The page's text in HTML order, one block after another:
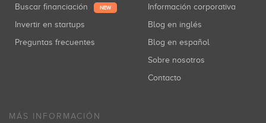
Buscar financiación NEW
Invertir en startups
Preguntas frecuentes
Información corporativa
Blog en inglés
Blog en español
Sobre nosotros
Contacto
MÁS INFORMACIÓN